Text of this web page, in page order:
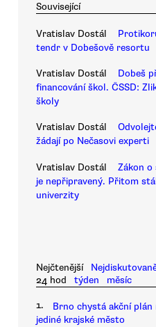
Související
Vratislav Dostál
tendr v Dobešově resortu
Vratislav Dostál
Dobeš
financování škol. ČSSD:
školy
Vratislav Dostál
žádají po Nečasovi experti
Vratislav Dostál
Zákon o
je nepřipravený. Přitom
univerzity
Nejčtenější
24 hod
týden měsíc
1.
Brno chystá akční plán
jediné krajské město